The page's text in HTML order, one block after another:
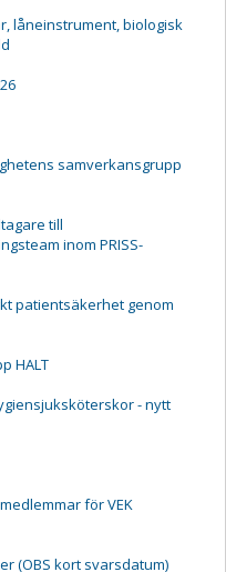
låneinstrument, biologisk
samverkansgrupp
till
inom PRISS-
patientsäkerhet genom
HALT
- nytt
för VEK
(OBS kort svarsdatum)